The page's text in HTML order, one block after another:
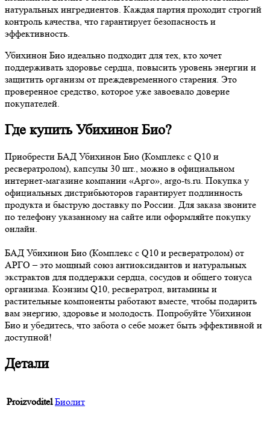
натуральных ингредиентов. Каждая партия проходит строгий
контроль качества, что гарантирует безопасность и
эффективность.
Убихинон Био идеально подходит для тех, кто хочет
поддерживать здоровье сердца, повысить уровень энергии и
защитить организм от преждевременного старения. Это
проверенное средство, которое уже завоевало доверие
покупателей.
Где купить Убихинон Био?
Приобрести БАД Убихинон Био (Комплекс с Q10 и
ресвератролом), капсулы 30 шт., можно в официальном
интернет-магазине компании «Арго», argo-ts.ru. Покупка у
официальных дистрибьюторов гарантирует подлинность
продукта и быструю доставку по России. Для заказа звоните
по телефону указанному на сайте или оформляйте покупку
онлайн.
БАД Убихинон Био (Комплекс с Q10 и ресвератролом) от
АРГО – это мощный союз антиоксидантов и натуральных
экстрактов для поддержки сердца, сосудов и общего тонуса
организма. Коэнзим Q10, ресвератрол, витамины и
растительные компоненты работают вместе, чтобы подарить
вам энергию, здоровье и молодость. Попробуйте Убихинон
Био и убедитесь, что забота о себе может быть эффективной и
доступной!
Детали
Proizvoditel Биолит